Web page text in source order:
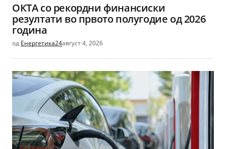
ОКТА со рекордни финансиски
резултати во првото полугодие од 2026
година
од Енергетика24август 4, 2026